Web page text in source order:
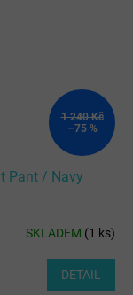
1 240 Kč
–75 %
Pant / Navy
SKLADEM (1 ks)
DETAIL